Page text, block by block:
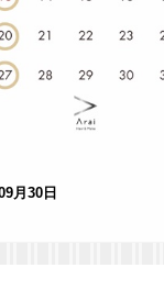
月30日